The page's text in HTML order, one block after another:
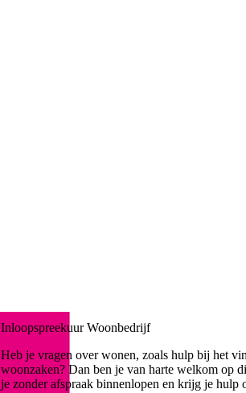
Inloopspreekuur Woonbedrijf
Heb je vragen over wonen, zoals hulp bij het
woonzaken? Dan ben je van harte welkom op
je zonder afspraak binnenlopen en krijg je hulp